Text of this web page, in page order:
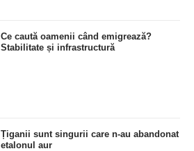
Ce caută oamenii când emigrează?
Stabilitate și infrastructură
Țiganii sunt singurii care n-au abandonat
etalonul aur